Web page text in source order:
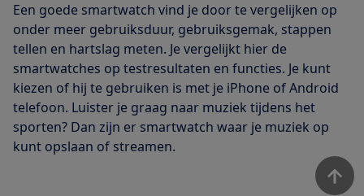
Een goede smartwatch vind je door te vergelijken op
onder meer gebruiksduur, gebruiksgemak, stappen
tellen en hartslag meten. Je vergelijkt hier de
smartwatches op testresultaten en functies. Je kunt
kiezen of hij te gebruiken is met je iPhone of Android
telefoon. Luister je graag naar muziek tijdens het
sporten? Dan zijn er smartwatch waar je muziek op
kunt opslaan of streamen.